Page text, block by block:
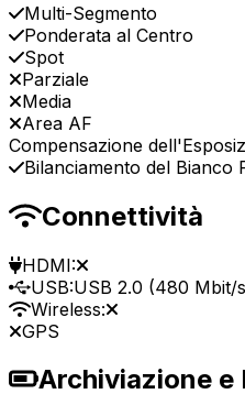
Multi-Segmento
Ponderata al Centro
Spot
Parziale
Media
Area AF
Compensazione
Bilanciamento del Bianco
Connettività
HDMI:
USB:USB 2.0 (480 Mbit/
Wireless:
GPS
Archiviazione e